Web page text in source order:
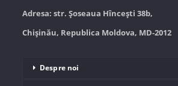
Adresa: str. Șoseaua Hînceşti 38b,
Chișinău, Republica Moldova, MD-2012
Despre noi